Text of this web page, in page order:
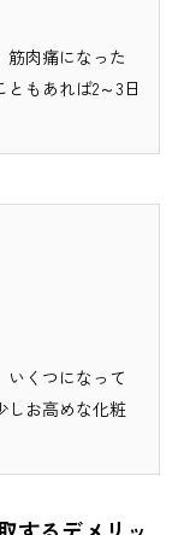
筋肉痛になった
もあれば2～3日
いくつになって
しお高めな化粧